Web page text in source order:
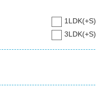
1LDK(+S)
3LDK(+S)